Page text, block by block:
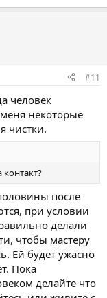
#11
человек
некоторые
чистки.
после
при условии
делали
чтобы мастеру
Ей будет ужасно
Пока
делайте что